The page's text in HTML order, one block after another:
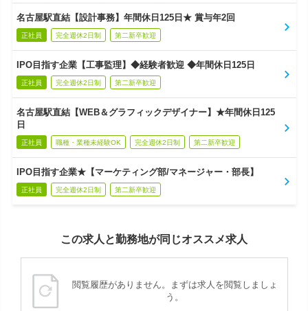
名古屋駅直結【設計事務】年間休日125日★ 賞与年2回
正社員 完全週休2日制 第二新卒歓迎
IPO目指す企業【工事監理】◆経験者歓迎 ◆年間休日125日
正社員 完全週休2日制 第二新卒歓迎
名古屋駅直結【WEB＆グラフィックデザイナー】★年間休日125
日
正社員 職種・業種未経験OK 完全週休2日制 第二新卒歓迎
IPO目指す企業★【マーケティング部/マネージャー・部長】
正社員 完全週休2日制 第二新卒歓迎
この求人と勤務地が同じオススメ求人
閲覧履歴がありません。まずは求人を閲覧しましょ
う。